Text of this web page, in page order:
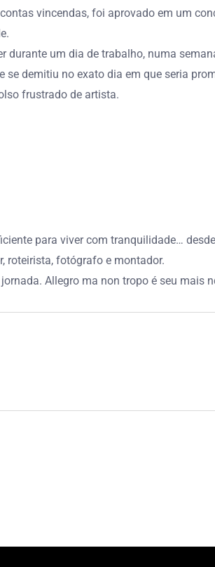
vincendas, foi aprovado em um
um dia de trabalho, numa
demitiu no exato dia em que seria
frustrado de artista.
para viver com tranquilidade…
roteirista, fotógrafo e montador.
Allegro ma non tropo é seu mais